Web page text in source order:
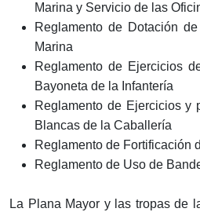
Marina y Servicio de las
Reglamento de Dotación
Marina
Reglamento de Ejercicios
Bayoneta de la Infantería
Reglamento de Ejercicios y
Blancas de la Caballería
Reglamento de Fortificación
Reglamento de Uso de
La Plana Mayor y las tropas de